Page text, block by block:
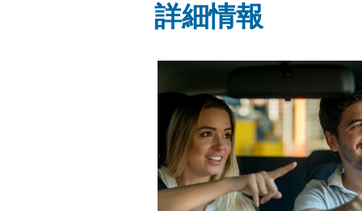
詳細情報